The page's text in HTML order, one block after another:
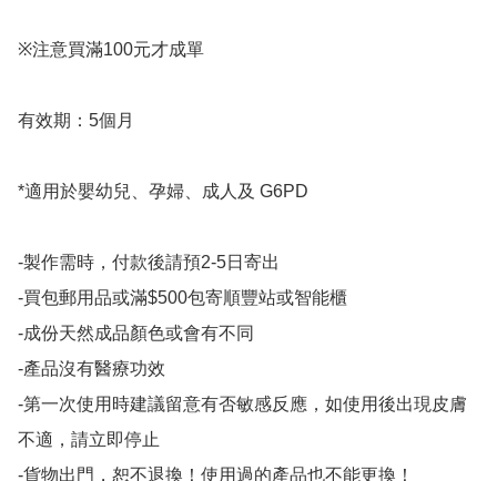
※注意買滿100元才成單
有效期：5個月
*適用於嬰幼兒、孕婦、成人及 G6PD
-製作需時，付款後請預2-5日寄出
-買包郵用品或滿$500包寄順豐站或智能櫃
-成份天然成品顏色或會有不同
-產品沒有醫療功效
-第一次使用時建議留意有否敏感反應，如使用後出現皮膚
不適，請立即停止
-貨物出門，恕不退換！使用過的產品也不能更換！